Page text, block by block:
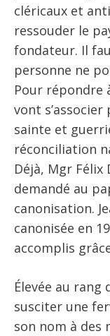
cléricaux et
ressouder le
fondateur. Il
personne ne
Pour répondre
vont
sainte et
réconciliation
Déjà, Mgr Félix
demandé au
canonisation.
canonisée en
accomplis
Élevée au rang
susciter une
son nom à des